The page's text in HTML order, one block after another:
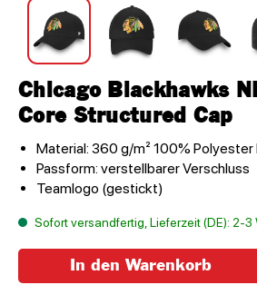
Chicago Blackhawks
Core Structured Cap
Material: 360 g/m² 100% Polyester
Passform: verstellbarer Verschluss
Teamlogo (gestickt)
Sofort versandfertig, Lieferzeit (DE): 2-3
In den Warenkorb